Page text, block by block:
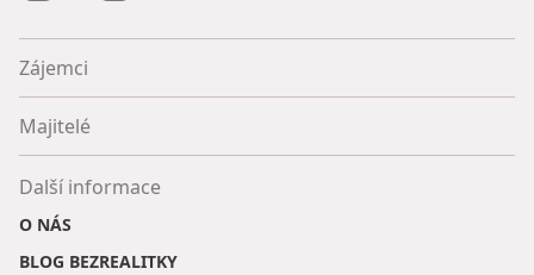
Zájemci
Majitelé
Další informace
O NÁS
BLOG BEZREALITKY